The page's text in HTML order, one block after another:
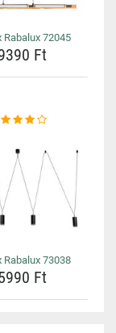
Rabalux 72045
Ft
Rabalux 73038
Ft